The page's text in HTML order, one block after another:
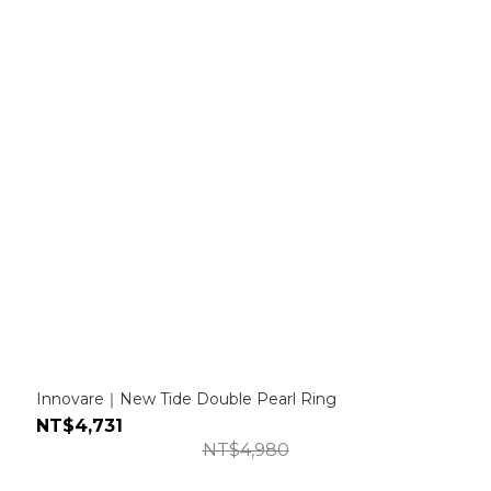
Innovare｜New Tide Double Pearl Ring
NT$4,731
NT$4,980